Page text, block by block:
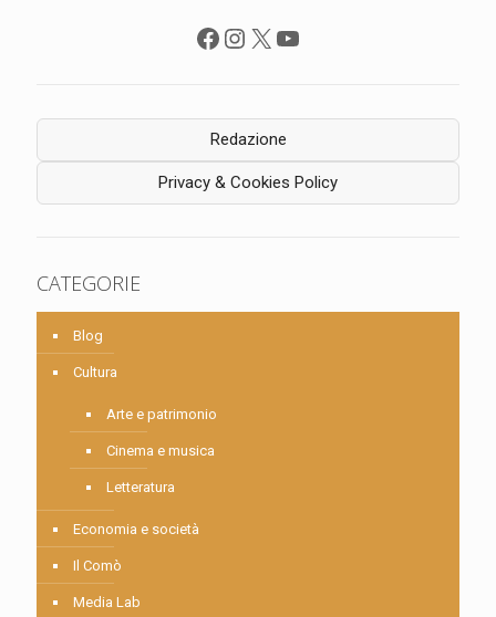
Facebook
Instagram
X YouTube
Redazione
Privacy & Cookies Policy
CATEGORIE
Blog
Cultura
Arte e patrimonio
Cinema e musica
Letteratura
Economia e società
Il Comò
Media Lab